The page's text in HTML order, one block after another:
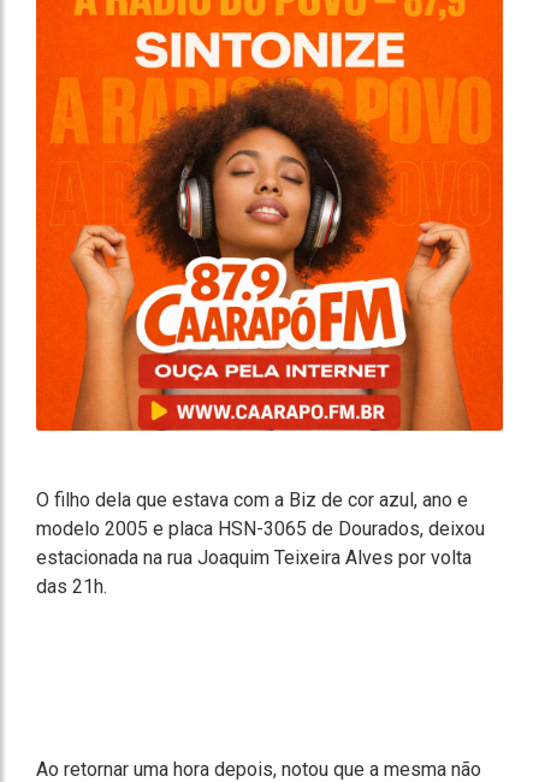
O filho dela que estava com a Biz de cor azul, ano e
modelo 2005 e placa HSN-3065 de Dourados, deixou
estacionada na rua Joaquim Teixeira Alves por volta
das 21h.
Ao retornar uma hora depois, notou que a mesma não